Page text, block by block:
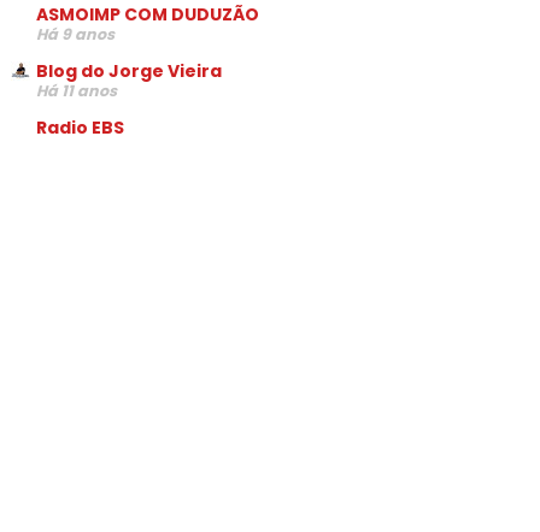
ASMOIMP COM DUDUZÃO
Há 9 anos
Blog do Jorge Vieira
Há 11 anos
Radio EBS